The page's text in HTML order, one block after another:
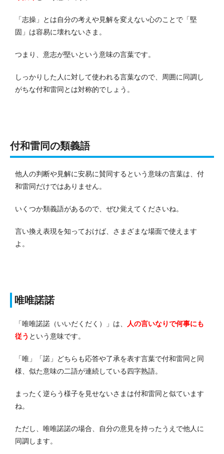
「志操」とは自分の考えや見解を変えない心のことで「堅
固」は容易に壊れないさま。
つまり、意志が堅いという意味の言葉です。
しっかりした人に対して使われる言葉なので、周囲に同調し
がちな付和雷同とは対称的でしょう。
付和雷同の類義語
他人の判断や見解に安易に賛同するという意味の言葉は、付
和雷同だけではありません。
いくつか類義語があるので、ぜひ覚えてくださいね。
言い換え表現を知っておけば、さまざまな場面で使えます
よ。
唯唯諾諾
「唯唯諾諾（いいだくだく）」は、
人の言いなりで何事にも
従う という意味です。
「唯」「諾」どちらも応答や了承を表す言葉で付和雷同と同
様、似た意味の二語が連続している四字熟語。
まったく逆らう様子を見せないさまは付和雷同と似ています
ね。
ただし、唯唯諾諾の場合、自分の意見を持ったうえで他人に
同調します。